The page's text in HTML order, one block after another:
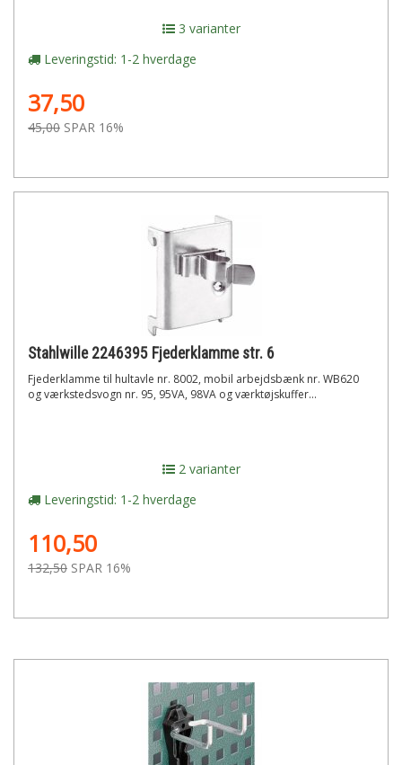
3 varianter
Leveringstid: 1-2 hverdage
37,50
45,00 SPAR 16%
Stahlwille 2246395 Fjederklamme str. 6
Fjederklamme til hultavle nr. 8002, mobil arbejdsbænk nr. WB620
og værkstedsvogn nr. 95, 95VA, 98VA og værktøjskuffer...
2 varianter
Leveringstid: 1-2 hverdage
110,50
132,50 SPAR 16%